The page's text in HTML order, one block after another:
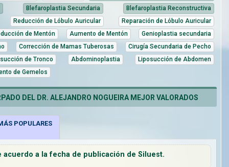
Blefaroplastia Secundaria
Blefaroplastia Reconstructiva
Reducción de Lóbulo Auricular
Reparación de Lóbulo Auricular
de Mentón
Aumento de Mentón
Genioplastia secundaria
Corrección de Mamas Tuberosas
Cirugía Secundaria de Pecho
de Tronco
Abdominoplastia
Liposucción de Abdomen
de Gemelos
DEL DR. ALEJANDRO NOGUEIRA MEJOR VALORADOS
POPULARES
a la fecha de publicación de Siluest.